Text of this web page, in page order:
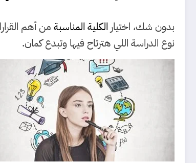
بدون شك، اختيار الكلية المناسبة من أهم
نوع الدراسة اللي هترتاح فيها وتبدع كمان.